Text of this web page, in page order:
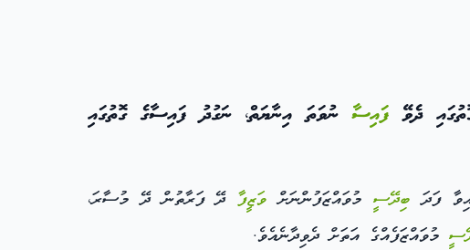
ދެވޭ ފައިސާ ނުވަތަ އިނާޔަތް، ނަގުދު ފައިސާގެ ގޮތުގައި
ބިދޭސީ މުވައްޒަފުންނަށް ވަޒީފާދޭ ފަރާތުން ދޭ މުސާރަ،
މުވައްޒަފެއްގެ އަތަށް ދެވިދާނެއެވެ.